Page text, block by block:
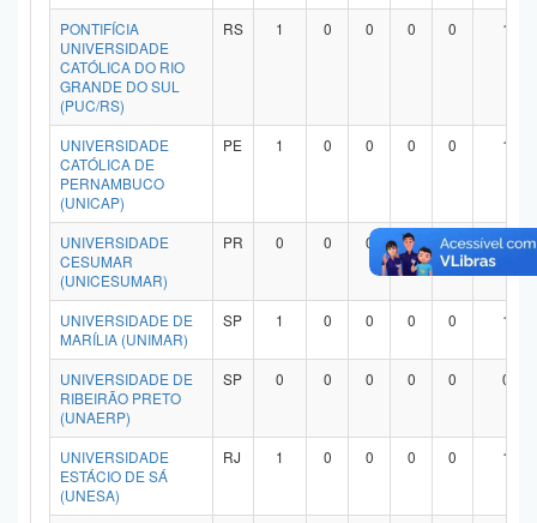
PONTIFÍCIA
UNIVERSIDADE
CATÓLICA DO RIO
GRANDE DO SUL
(PUC/RS)
RS 1 0 0 0 0 1
UNIVERSIDADE
CATÓLICA DE
PERNAMBUCO
(UNICAP)
PE 1 0 0 0 0 1
UNIVERSIDADE
CESUMAR
(UNICESUMAR)
PR 0 0 0 0 0 0
UNIVERSIDADE DE
MARÍLIA (UNIMAR)
SP 1 0 0 0 0 1
UNIVERSIDADE DE
RIBEIRÃO PRETO
(UNAERP)
SP 0 0 0 0 0 0
UNIVERSIDADE
ESTÁCIO DE SÁ
(UNESA)
RJ 1 0 0 0 0 1